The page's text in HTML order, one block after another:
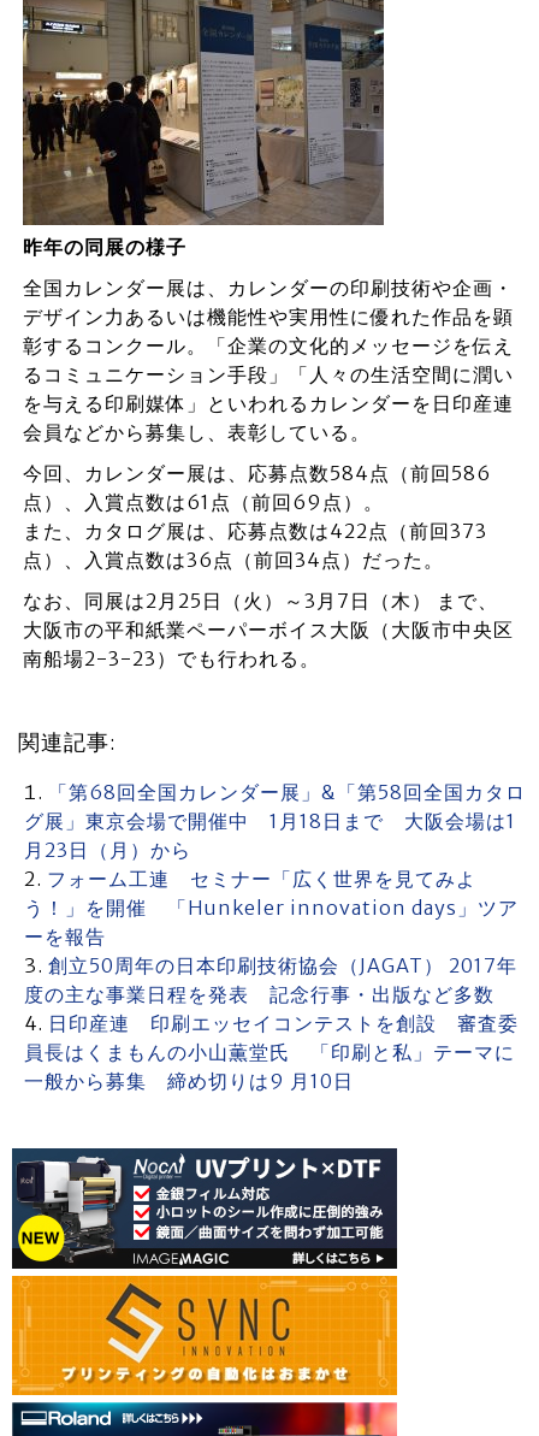
昨年の同展の様子
全国カレンダー展は、カレンダーの印刷技術や企画・
デザイン力あるいは機能性や実用性に優れた作品を顕
彰するコンクール。「企業の文化的メッセージを伝え
るコミュニケーション手段」「人々の生活空間に潤い
を与える印刷媒体」といわれるカレンダーを日印産連
会員などから募集し、表彰している。
今回、カレンダー展は、応募点数584点（前回586
点）、入賞点数は61点（前回69点）。
また、カタログ展は、応募点数は422点（前回373
点）、入賞点数は36点（前回34点）だった。
なお、同展は2月25日（火）～3月7日（木） まで、
大阪市の平和紙業ペーパーボイス大阪（大阪市中央区
南船場2-3-23）でも行われる。
関連記事:
「第68回全国カレンダー展」&「第58回全国カタロ
グ展」東京会場で開催中 1月18日まで 大阪会場は1
月23日（月）から
フォーム工連 セミナー「広く世界を見てみよ
う！」を開催 「Hunkeler innovation days」ツア
ーを報告
創立50周年の日本印刷技術協会（JAGAT） 2017年
度の主な事業日程を発表 記念行事・出版など多数
日印産連 印刷エッセイコンテストを創設 審査委
員長はくまもんの小山薫堂氏 「印刷と私」テーマに
一般から募集 締め切りは9 月10日